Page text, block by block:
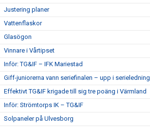
Justering planer
Vattenflaskor
Glasögon
Vinnare i Vårtipset
Inför: TG&IF – IFK Mariestad
Giff-juniorerna vann seriefinalen – upp i serieledning
Effektivt TG&IF krigade till sig tre poäng i Värmland
Inför: Strömtorps IK – TG&IF
Solpaneler på Ulvesborg